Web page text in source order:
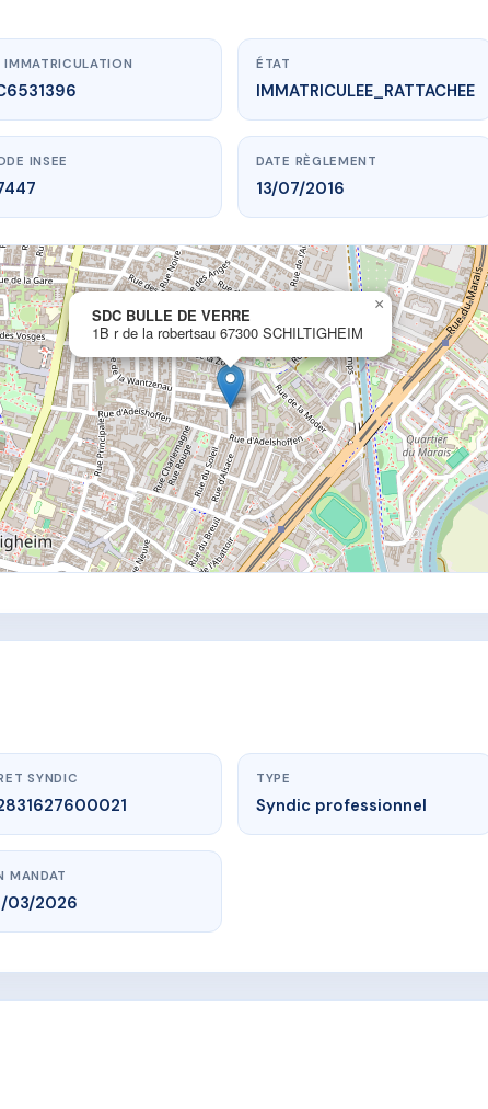
AC6531396
DE VERRE
67300 SCHILTIGHEIM
IMMATRICULATION ÉTAT
IMMATRICULEE_RATTACHEE
INSEE DATE RÈGLEMENT
13/07/2016
SDC BULLE DE VERRE
1B r de la robertsau 67300 SCHILTIGHEIM
×
SYNDIC TYPE
Syndic professionnel
MANDAT
03/2026